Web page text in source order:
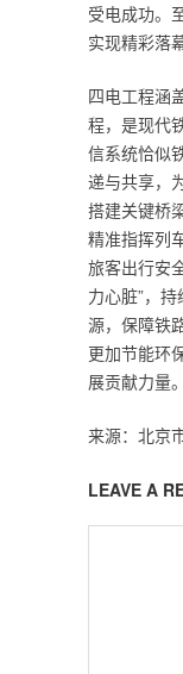
受电成功。
实现精彩落幕
四电工程涵
程，是现代
信系统恰似
递与共享，
搭建关键桥
精准指挥列
旅客出行安
力心脏”，
源，保障铁
更加节能环
展贡献力量。
来源：​北京
LEAVE A